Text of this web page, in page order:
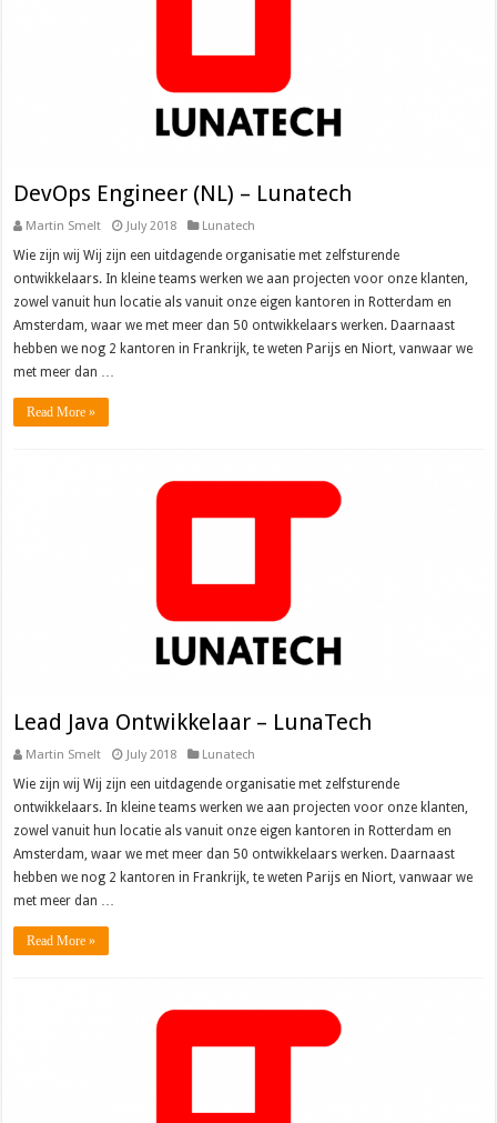
DevOps Engineer (NL) – Lunatech
Martin Smelt July 2018 Lunatech
Wie zijn wij Wij zijn een uitdagende organisatie met zelfsturende
ontwikkelaars. In kleine teams werken we aan projecten voor onze klanten,
zowel vanuit hun locatie als vanuit onze eigen kantoren in Rotterdam en
Amsterdam, waar we met meer dan 50 ontwikkelaars werken. Daarnaast
hebben we nog 2 kantoren in Frankrijk, te weten Parijs en Niort, vanwaar we
met meer dan …
Read More »
Lead Java Ontwikkelaar – LunaTech
Martin Smelt July 2018 Lunatech
Wie zijn wij Wij zijn een uitdagende organisatie met zelfsturende
ontwikkelaars. In kleine teams werken we aan projecten voor onze klanten,
zowel vanuit hun locatie als vanuit onze eigen kantoren in Rotterdam en
Amsterdam, waar we met meer dan 50 ontwikkelaars werken. Daarnaast
hebben we nog 2 kantoren in Frankrijk, te weten Parijs en Niort, vanwaar we
met meer dan …
Read More »